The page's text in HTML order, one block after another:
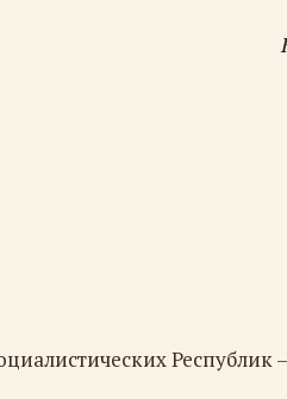
Республик